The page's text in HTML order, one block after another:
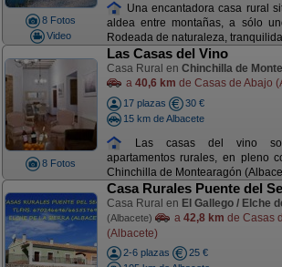
8 Fotos
Video
Una encantadora casa rural
aldea entre montañas, a sólo
Rodeada de naturaleza,
8 Fotos
Las Casas del Vino
Casa Rural en Chinchilla de
a 40,6 km de Casas de Abajo
17 plazas
30 €
15 km de Albacete
Las casas del vino
apartamentos rurales, en pleno
Chinchilla de Montearagón
Casa Rurales Puente del
Casa Rural en El Gallego / Elche
(Albacete) a 42,8 km de Casas
(Albacete)
2-6 plazas
25 €